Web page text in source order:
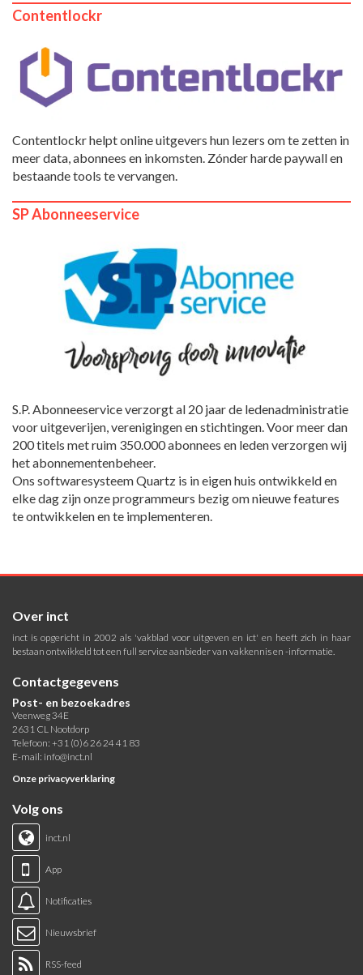
Contentlockr
Contentlockr helpt online uitgevers hun lezers om te zetten in
meer data, abonnees en inkomsten. Zónder harde paywall en
bestaande tools te vervangen.
SP Abonneeservice
S.P. Abonneeservice verzorgt al 20 jaar de ledenadministratie
voor uitgeverijen, verenigingen en stichtingen. Voor meer dan
200 titels met ruim 350.000 abonnees en leden verzorgen wij
het abonnementenbeheer.
Ons softwaresysteem Quartz is in eigen huis ontwikkeld en
elke dag zijn onze programmeurs bezig om nieuwe features
te ontwikkelen en te implementeren.
Over inct
inct is opgericht in 2002 als 'vakblad voor uitgeven en ict' en heeft zich in haar
bestaan ontwikkeld tot een full service aanbieder van vakkennis en -informatie.
Contactgegevens
Post- en bezoekadres
Veenweg 34E
2631 CL Nootdorp
Telefoon: +31 (0)6 26 24 41 83
E-mail: info@inct.nl
Onze privacyverklaring
Volg ons
inct.nl
App
Notificaties
Nieuwsbrief
RSS-feed